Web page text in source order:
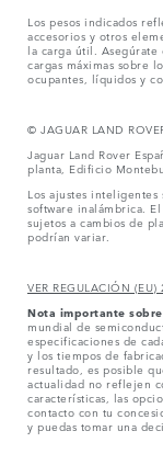
Los pesos indicados
accesorios y otros
la carga útil.
cargas máximas sobre
ocupantes, líquidos y
© JAGUAR LAND
Jaguar Land Rover
planta, Edificio
Los ajustes
software inalámbrica.
sujetos a cambios de
podrían variar.
VER REGULACIÓN
Nota importante
mundial de
especificaciones de
y los tiempos de
resultado, es posible
actualidad no reflejen
características, las
contacto con tu
y puedas tomar una